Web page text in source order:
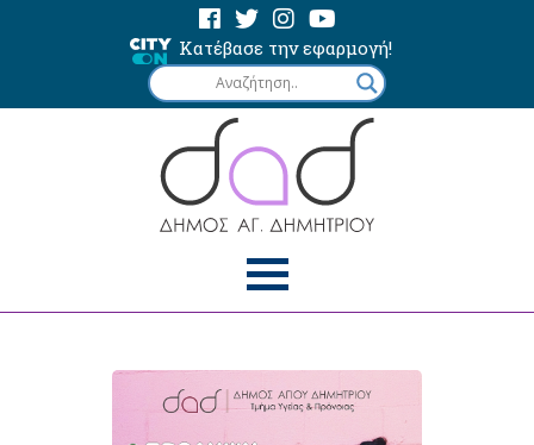
Κατέβασε την εφαρμογή!